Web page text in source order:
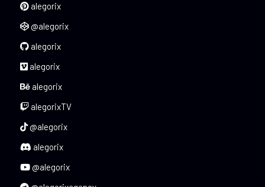
alegorix
@alegorix
alegorix
alegorix
alegorix
alegorixTV
@alegorix
alegorix
@alegorix